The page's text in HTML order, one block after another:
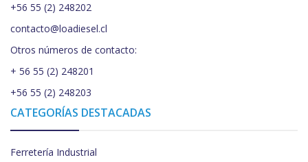
+56 55 (2) 248202
contacto@loadiesel.cl
Otros números de contacto:
+ 56 55 (2) 248201
+56 55 (2) 248203
CATEGORÍAS DESTACADAS
Ferretería Industrial